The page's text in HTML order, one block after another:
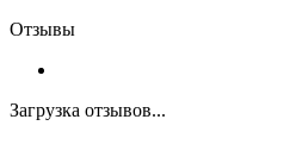
Отзывы
Загрузка отзывов...